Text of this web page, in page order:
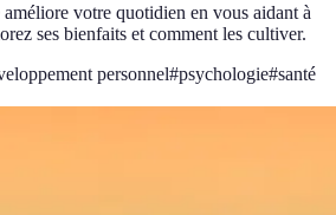
votre quotidien en vous aidant à
ses bienfaits et comment les cultiver.
personnel#psychologie#santé